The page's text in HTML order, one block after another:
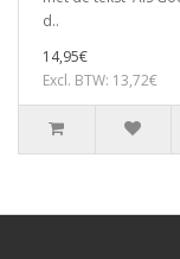
d..
14,95€
Excl. BTW: 13,72€